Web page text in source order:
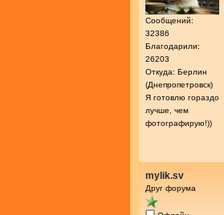
Сообщений:
32386
Благодарили:
26203
Откуда: Берлин
(Днепропетровск)
Я готовлю гораздо
лучше, чем
фотографирую!))
mylik.sv
Друг форума